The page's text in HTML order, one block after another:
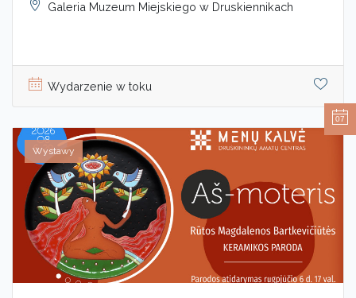
Galeria Muzeum Miejskiego w Druskiennikach
Wydarzenie w toku
Wystawy
07